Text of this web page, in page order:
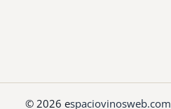
© 2026 espaciovinosweb.com